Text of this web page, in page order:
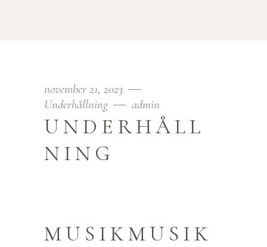
november 21, 2023
Underhållning
admin
UNDERHÅLL
NING
MUSIKMUSIK